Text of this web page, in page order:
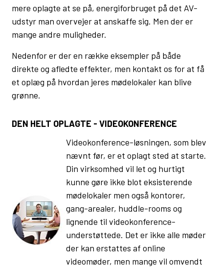
mere oplagte at se på, energiforbruget på det AV-
udstyr man overvejer at anskaffe sig. Men der er
mange andre muligheder.
Nedenfor er der en række eksempler på både
direkte og afledte effekter, men kontakt os for at få
et oplæg på hvordan jeres mødelokaler kan blive
grønne.
DEN HELT OPLAGTE - VIDEOKONFERENCE
Videokonference-løsningen, som blev
nævnt før, er et oplagt sted at starte.
Din virksomhed vil let og hurtigt
kunne gøre ikke blot eksisterende
mødelokaler men også kontorer,
gang-arealer, huddle-rooms og
lignende til videokonference-
understøttede. Det er ikke alle møder
der kan erstattes af online
videomøder, men mange vil omvendt